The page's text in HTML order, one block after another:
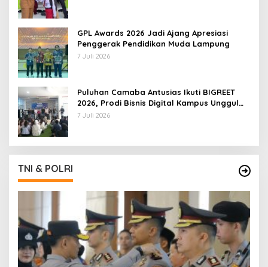
GPL Awards 2026 Jadi Ajang Apresiasi
Penggerak Pendidikan Muda Lampung
7 Juli 2026
Puluhan Camaba Antusias Ikuti BIGREET
2026, Prodi Bisnis Digital Kampus Unggul
IIB Darmajaya Hadirkan Deretan
7 Juli 2026
TNI & POLRI